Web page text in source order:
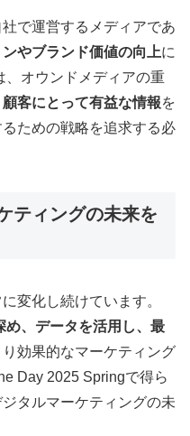
で運営するメディアであ
やブランド価値の向上に
、オウンドメディアの重
顧客にとって有益な情報を
るための戦略を追求する必
ティングの未来を
変化し続けています。
め、データを活用し、最
り効果的なマーケティング
Day 2025 Springで得ら
タルマーケティングの未